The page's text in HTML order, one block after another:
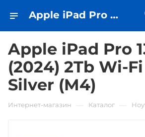
Apple iPad Pro 13" (2024) 2Tb Wi-Fi Silver (M4) • купить в Самаре - iЧехол
Apple iPad Pro
(2024) 2Tb Wi-Fi
Silver (M4)
Интернет-магазин Каталог